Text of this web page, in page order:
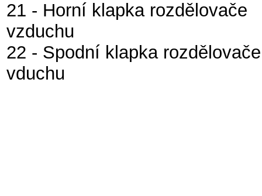
21 - Horní klapka rozdělovače
vzduchu
22 - Spodní klapka rozdělovače
vduchu